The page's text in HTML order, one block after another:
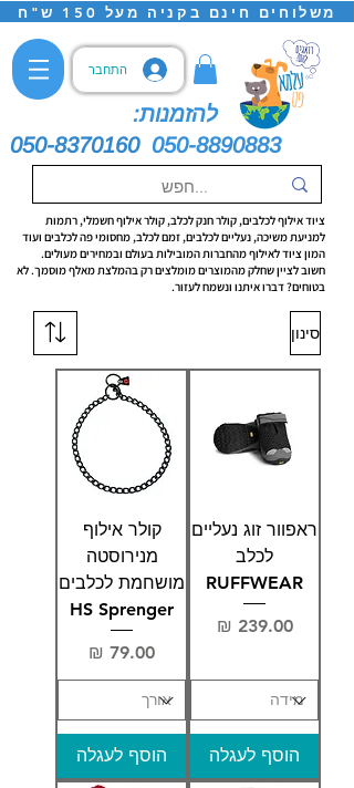
משלוחים חינם בקניה מעל 150 ש"ח
התחבר
להזמנות:
050-8370160 050-8890883
ציוד אילוף לכלבים, קולר חנק לכלב, קולר אילוף חשמלי, רתמות
למניעת משיכה, נעליים לכלבים, זמם לכלב, מחסומי פה לכלבים ועוד
המון ציוד לאילוף מהחברות המובילות בעולם ובמחירים מעולים.
חשוב לציין שחלק מהמוצרים מומלצים רק בהמלצת מאלף מוסמך. לא
בטוחים? דברו איתנו ונשמח לעזור.
סינון
ראפוור זוג נעליים
לכלב
RUFFWEAR
מחיר‏239.00 ‏₪
הוסף לעגלה
קולר אילוף
מנירוסטה
מושחמת לכלבים
HS Sprenger
מחיר
הוסף לעגלה